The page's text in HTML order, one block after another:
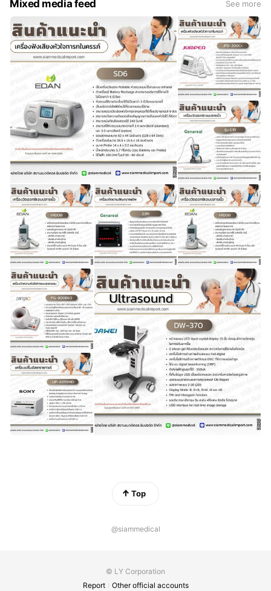
Mixed media feed See more
Top
@siammedical
© LY Corporation
Report
Other official accounts